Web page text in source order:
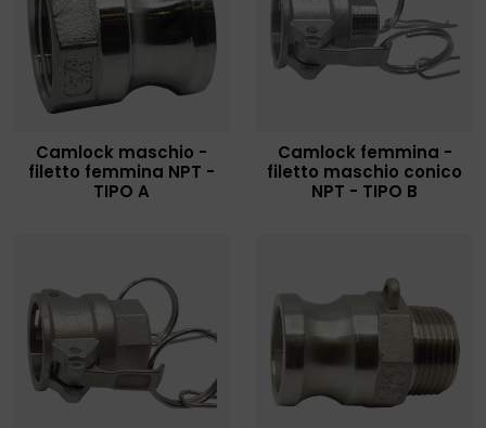
Camlock maschio -
filetto femmina NPT -
TIPO A
Camlock femmina -
filetto maschio conico
NPT - TIPO B